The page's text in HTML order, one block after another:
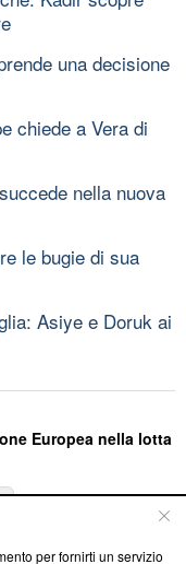
una decisione
chiede a Vera di
nella nuova
le bugie di sua
Asiye e Doruk ai
Europea nella lotta
per fornirti un servizio